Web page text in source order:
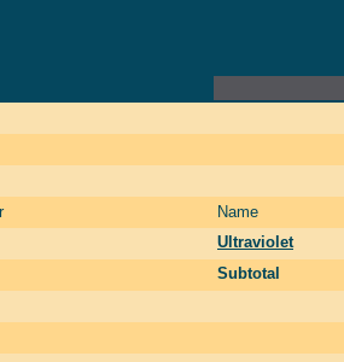
Name
Ultraviolet
Subtotal